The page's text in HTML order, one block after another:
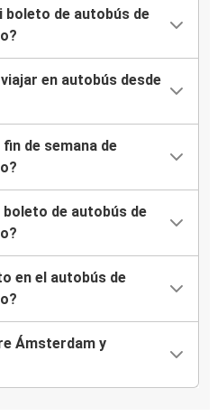
boleto de autobús de
en autobús desde
de semana de
de autobús de
en el autobús de
Ámsterdam y